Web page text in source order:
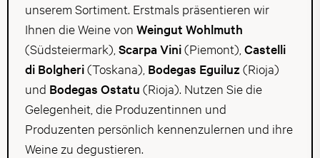
unserem Sortiment. Erstmals präsentieren wir
Ihnen die Weine von Weingut Wohlmuth
(Südsteiermark), Scarpa Vini(Piemont), Castelli
di Bolgheri(Toskana), Bodegas Eguiluz (Rioja)
und Bodegas Ostatu (Rioja). Nutzen Sie die
Gelegenheit, die Produzentinnen und
Produzenten persönlich kennenzulernen und ihre
Weine zu degustieren.